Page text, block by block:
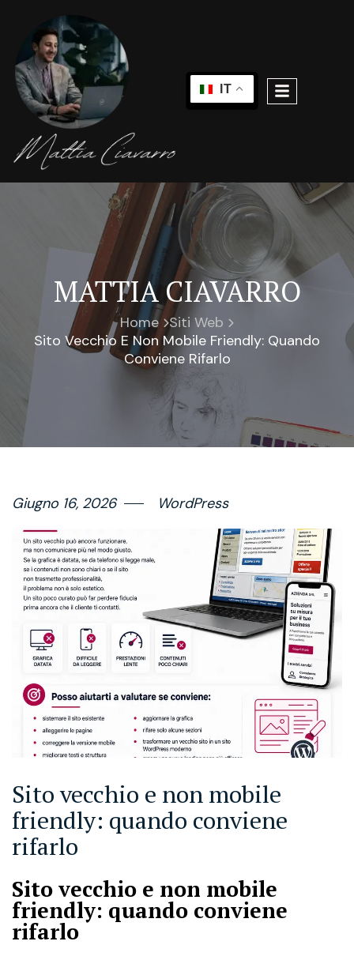
IT
MATTIA CIAVARRO
Home Siti Web
Sito Vecchio E Non Mobile Friendly: Quando
Conviene Rifarlo
Giugno 16, 2026 WordPress
Sito vecchio e non mobile
friendly: quando conviene
rifarlo
Sito vecchio e non mobile
friendly: quando conviene
rifarlo